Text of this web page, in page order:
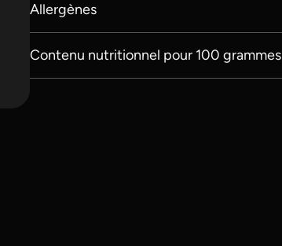
Allergènes
Contenu nutritionnel pour 100 grammes